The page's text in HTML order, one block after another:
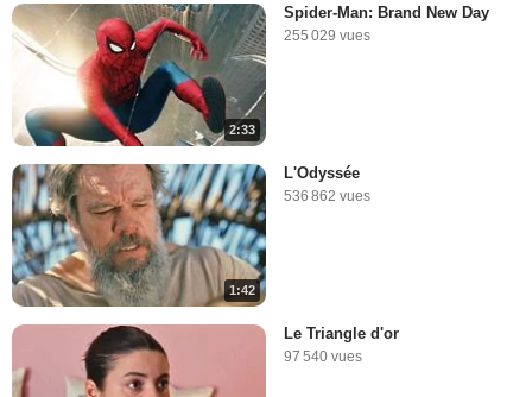
2:33
Spider-Man: Brand New Day
255 029 vues
1:42
L'Odyssée
536 862 vues
Le Triangle d'or
97 540 vues